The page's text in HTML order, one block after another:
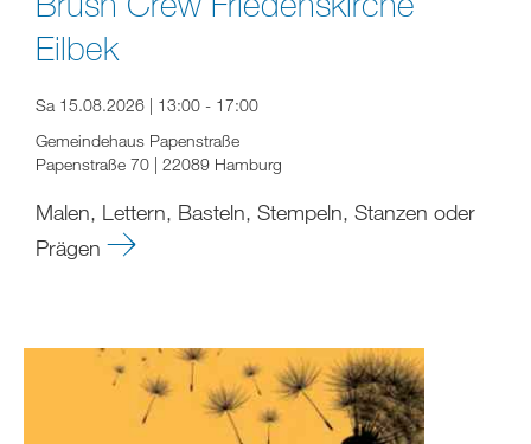
Eilbek
Sa 15.08.2026 | 13:00 - 17:00
Gemeindehaus Papenstraße
Papenstraße 70 | 22089 Hamburg
Malen, Lettern, Basteln, Stempeln, Stanzen oder
Prägen